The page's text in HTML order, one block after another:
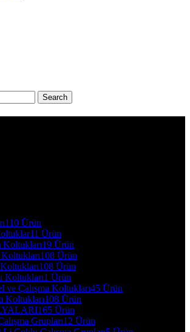
Search
110 Ürün
11 Ürün
Koltukları19 Ürün
108 Ürün
108 Ürün
Koltukları1 Ürün
ve Çalışma Koltukları45 Ürün
Koltukları108 Ürün
165 Ürün
Grupları12 Ürün